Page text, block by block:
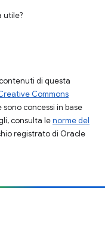
utile?
di questa
Commons
sono concessi in base
consulta lenorme del
registrato di Oracle